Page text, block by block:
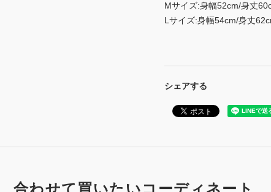
シェアする
Mサイズ:身幅52cm/身丈
Lサイズ:身幅54cm/身丈
合わせて買いたいコーディネート